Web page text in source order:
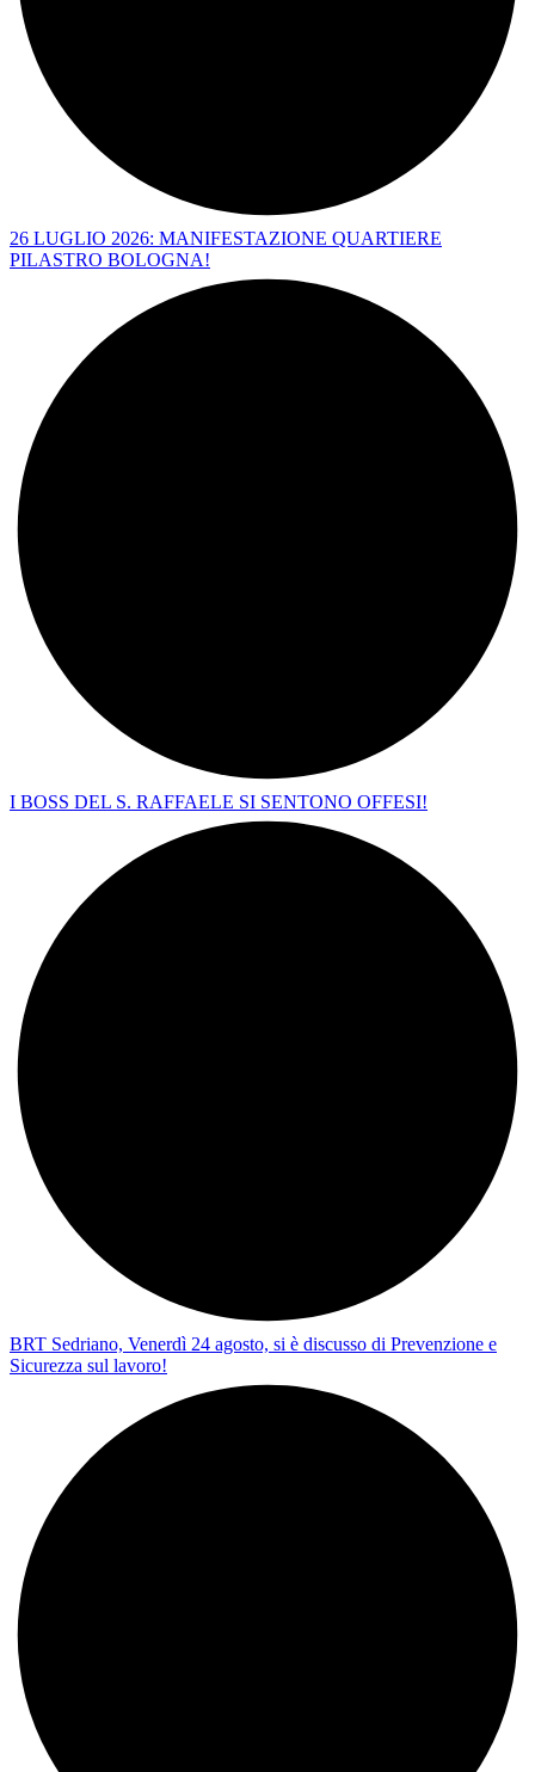
26 LUGLIO 2026: MANIFESTAZIONE QUARTIERE
PILASTRO BOLOGNA!
I BOSS DEL S. RAFFAELE SI SENTONO OFFESI!
BRT Sedriano, Venerdì 24 agosto, si è discusso di Prevenzione e
Sicurezza sul lavoro!